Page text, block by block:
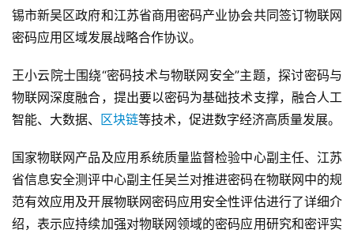
锡市新吴区政府和江苏省商用密码产业协会共同签订物联网
密码应用区域发展战略合作协议。
王小云院士围绕“密码技术与物联网安全”主题，探讨密码与
物联网深度融合，提出要以密码为基础技术支撑，融合人工
智能、大数据、 区块链等技术，促进数字经济高质量发展。
国家物联网产品及应用系统质量监督检验中心副主任、江苏
省信息安全测评中心副主任吴兰对推进密码在物联网中的规
范有效应用及开展物联网密码应用安全性评估进行了详细介
绍，表示应持续加强对物联网领域的密码应用研究和密评实